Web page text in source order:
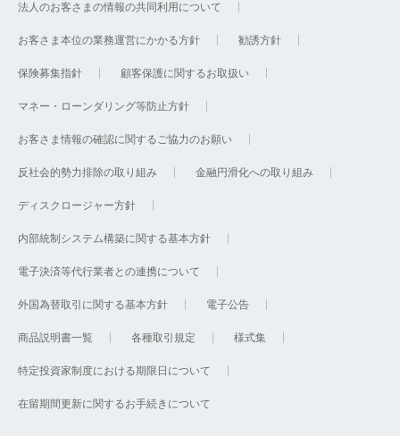
法人のお客さまの情報の共同利用について
お客さま本位の業務運営にかかる方針 勧誘方針
保険募集指針 顧客保護に関するお取扱い
マネー・ローンダリング等防止方針
お客さま情報の確認に関するご協力のお願い
反社会的勢力排除の取り組み 金融円滑化への取り組み
ディスクロージャー方針
内部統制システム構築に関する基本方針
電子決済等代行業者との連携について
外国為替取引に関する基本方針 電子公告
商品説明書一覧 各種取引規定 様式集
特定投資家制度における期限日について
在留期間更新に関するお手続きについて